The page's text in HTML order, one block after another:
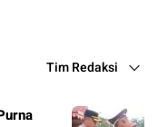
Tim Redaksi